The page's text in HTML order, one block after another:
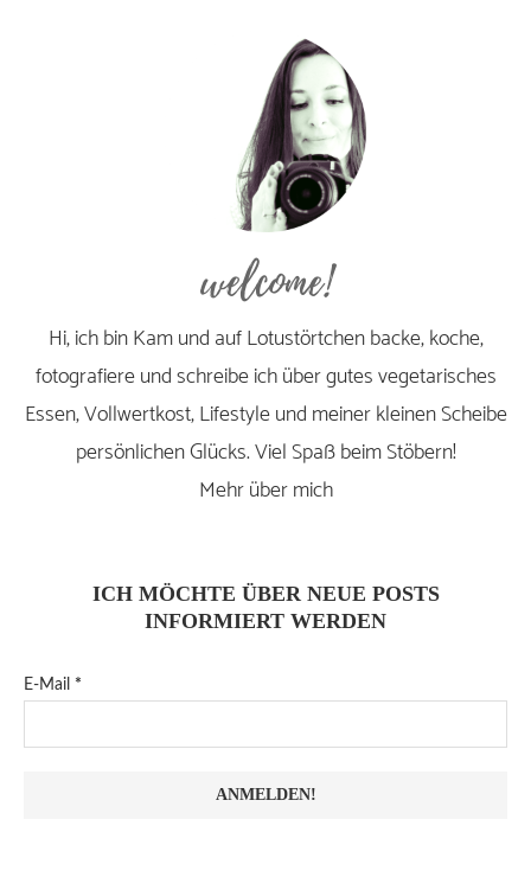
welcome!
Hi, ich bin Kam und auf Lotustörtchen backe, koche,
fotografiere und schreibe ich über gutes vegetarisches
Essen, Vollwertkost, Lifestyle und meiner kleinen Scheibe
persönlichen Glücks. Viel Spaß beim Stöbern!
Mehr über mich
ICH MÖCHTE ÜBER NEUE POSTS
INFORMIERT WERDEN
E-Mail *